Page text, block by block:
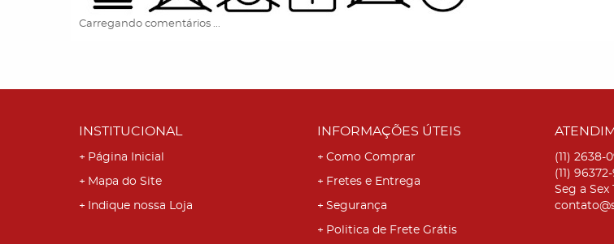
Carregando comentários ...
INSTITUCIONAL
Página Inicial
Mapa do Site
Indique nossa Loja
INFORMAÇÕES ÚTEIS
Como Comprar
Fretes e Entrega
Segurança
Politica de Frete Grátis
(11) 2638-
(11)
Seg a Sex